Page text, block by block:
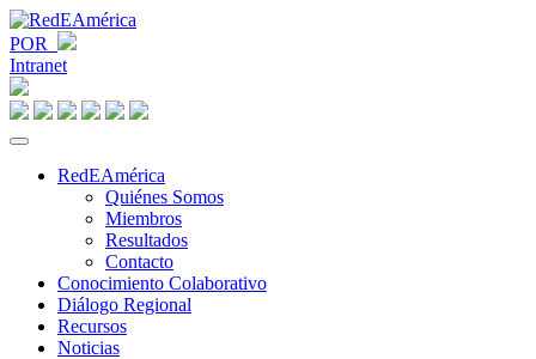
POR
Intranet
RedEAmérica
Quiénes Somos
Miembros
Resultados
Contacto
Conocimiento Colaborativo
Diálogo Regional
Recursos
Noticias